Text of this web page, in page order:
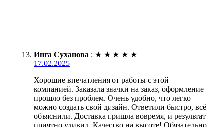
Инга Суханова : ★ ★ ★ ★ ★
17.02.2025
Хорошие впечатления от работы с этой
компанией. Заказала значки на заказ, оформление
прошло без проблем. Очень удобно, что легко
можно создать свой дизайн. Ответили быстро, всё
объяснили. Доставка пришла вовремя, и результат
приятно удивил. Качество на высоте! Обязательно